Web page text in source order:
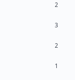
2
3
2
1